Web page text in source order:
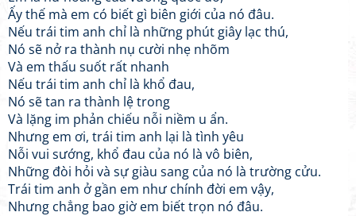
Ấy thế mà em có biết gì biên giới của nó đâu.
Nếu trái tim anh chỉ là những phút giây lạc thú,
Nó sẽ nở ra thành nụ cười nhẹ nhõm
Và em thấu suốt rất nhanh
Nếu trái tim anh chỉ là khổ đau,
Nó sẽ tan ra thành lệ trong
Và lặng im phản chiếu nỗi niềm u ẩn.
Nhưng em ơi, trái tim anh lại là tình yêu
Nỗi vui sướng, khổ đau của nó là vô biên,
Những đòi hỏi và sự giàu sang của nó là trường cửu.
Trái tim anh ở gần em như chính đời em vậy,
Nhưng chẳng bao giờ em biết trọn nó đâu.